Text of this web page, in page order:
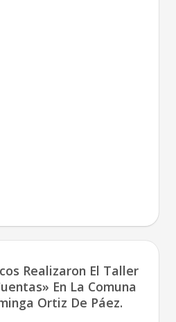
Realizaron El Taller
En La Comuna
Ortiz De Páez.